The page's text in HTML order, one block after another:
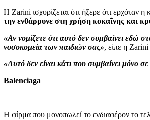
Η Zarini ισχυρίζεται ότι ήξερε ότι ερχόταν
την ενθάρρυνε στη χρήση κοκαΐνης και
«Αν νομίζετε ότι αυτό δεν συμβαίνει εδώ
νοσοκομεία των παιδιών σας», είπε η Zarini
«Αυτό δεν είναι κάτι που συμβαίνει μόνο
Balenciaga
Η φίρμα που μονοπωλεί το ενδιαφέρον το